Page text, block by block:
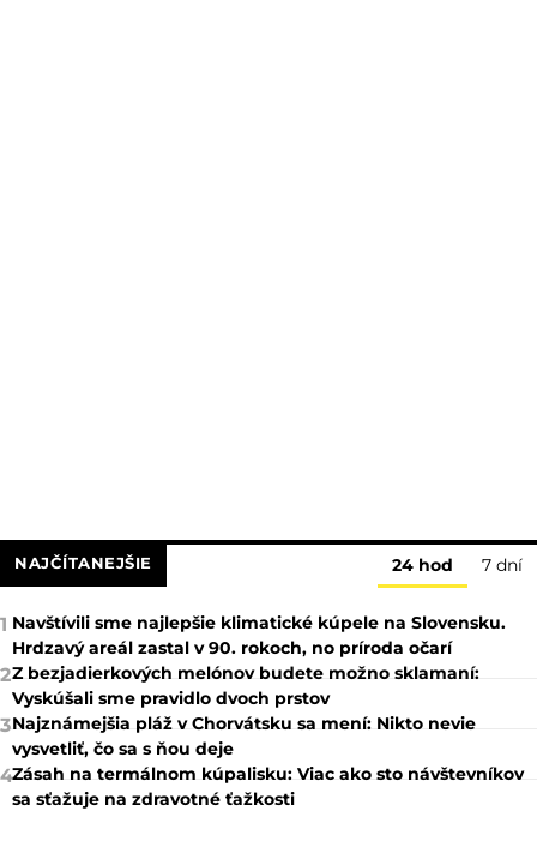
NAJČÍTANEJŠIE 24 hod 7 dní
1 Navštívili sme najlepšie klimatické kúpele na Slovensku.
Hrdzavý areál zastal v 90. rokoch, no príroda očarí
2Z bezjadierkových melónov budete možno sklamaní:
Vyskúšali sme pravidlo dvoch prstov
3Najznámejšia pláž v Chorvátsku sa mení: Nikto nevie
vysvetliť, čo sa s ňou deje
4Zásah na termálnom kúpalisku: Viac ako sto návštevníkov
sa sťažuje na zdravotné ťažkosti